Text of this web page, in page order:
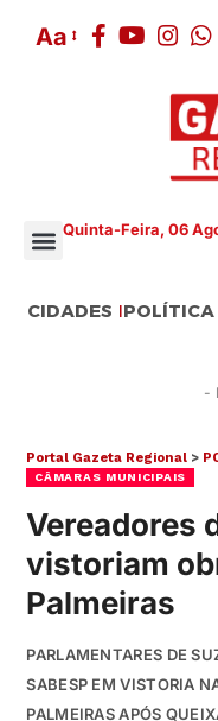
Aa
Quinta-Feira, 06
CIDADES POLÍTICA
-
Portal Gazeta Regional >
CÂMARAS MUNICIPAIS
Vereadores
vistoriam
Palmeiras
PARLAMENTARES DE
SABESP EM VISTORIA
PALMEIRAS APÓS